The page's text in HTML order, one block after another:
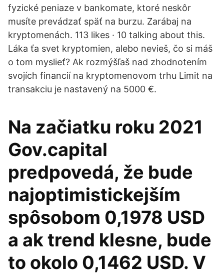
fyzické peniaze v bankomate, ktoré neskôr
musíte prevádzať späť na burzu. Zarábaj na
kryptomenách. 113 likes · 10 talking about this.
Láka ťa svet kryptomien, alebo nevieš, čo si máš
o tom myslieť? Ak rozmýšľaš nad zhodnotením
svojích financií na kryptomenovom trhu Limit na
transakciu je nastavený na 5000 €.
Na začiatku roku 2021
Gov.capital
predpovedá, že bude
najoptimistickejším
spôsobom 0,1978 USD
a ak trend klesne, bude
to okolo 0,1462 USD. V